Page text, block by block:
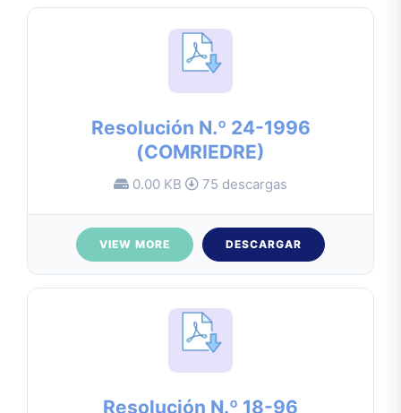
Resolución N.º 24-1996
(COMRIEDRE)
0.00 KB 75 descargas
VIEW MORE DESCARGAR
Resolución N.º 18-96